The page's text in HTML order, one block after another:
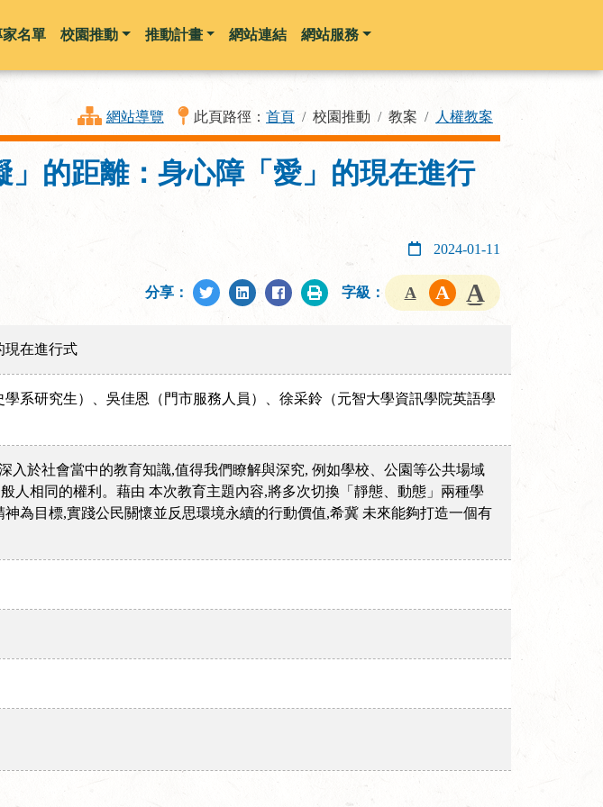
到主要內容
家名單 校園推動 推動計畫 網站連結 網站服務
網站導覽 此頁路徑： 首頁 校園推動 教案 人權教案
」的距離：身心障「愛」的現在進行
2024-01-11
分享： 字級：
現在進行式
系研究生）、吳佳恩（門市服務人員）、徐采鈴（元智大學資訊學院英語學
於社會當中的教育知識,值得我們瞭解與深究, 例如學校、公園等公共場域
人相同的權利。藉由 本次教育主題內容,將多次切換「靜態、動態」兩種學
為目標,實踐公民關懷並反思環境永續的行動價值,希冀 未來能夠打造一個有